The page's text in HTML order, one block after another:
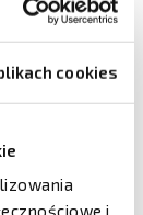
cookies
i
istniejący
do
DM-CASE2-
Zebra